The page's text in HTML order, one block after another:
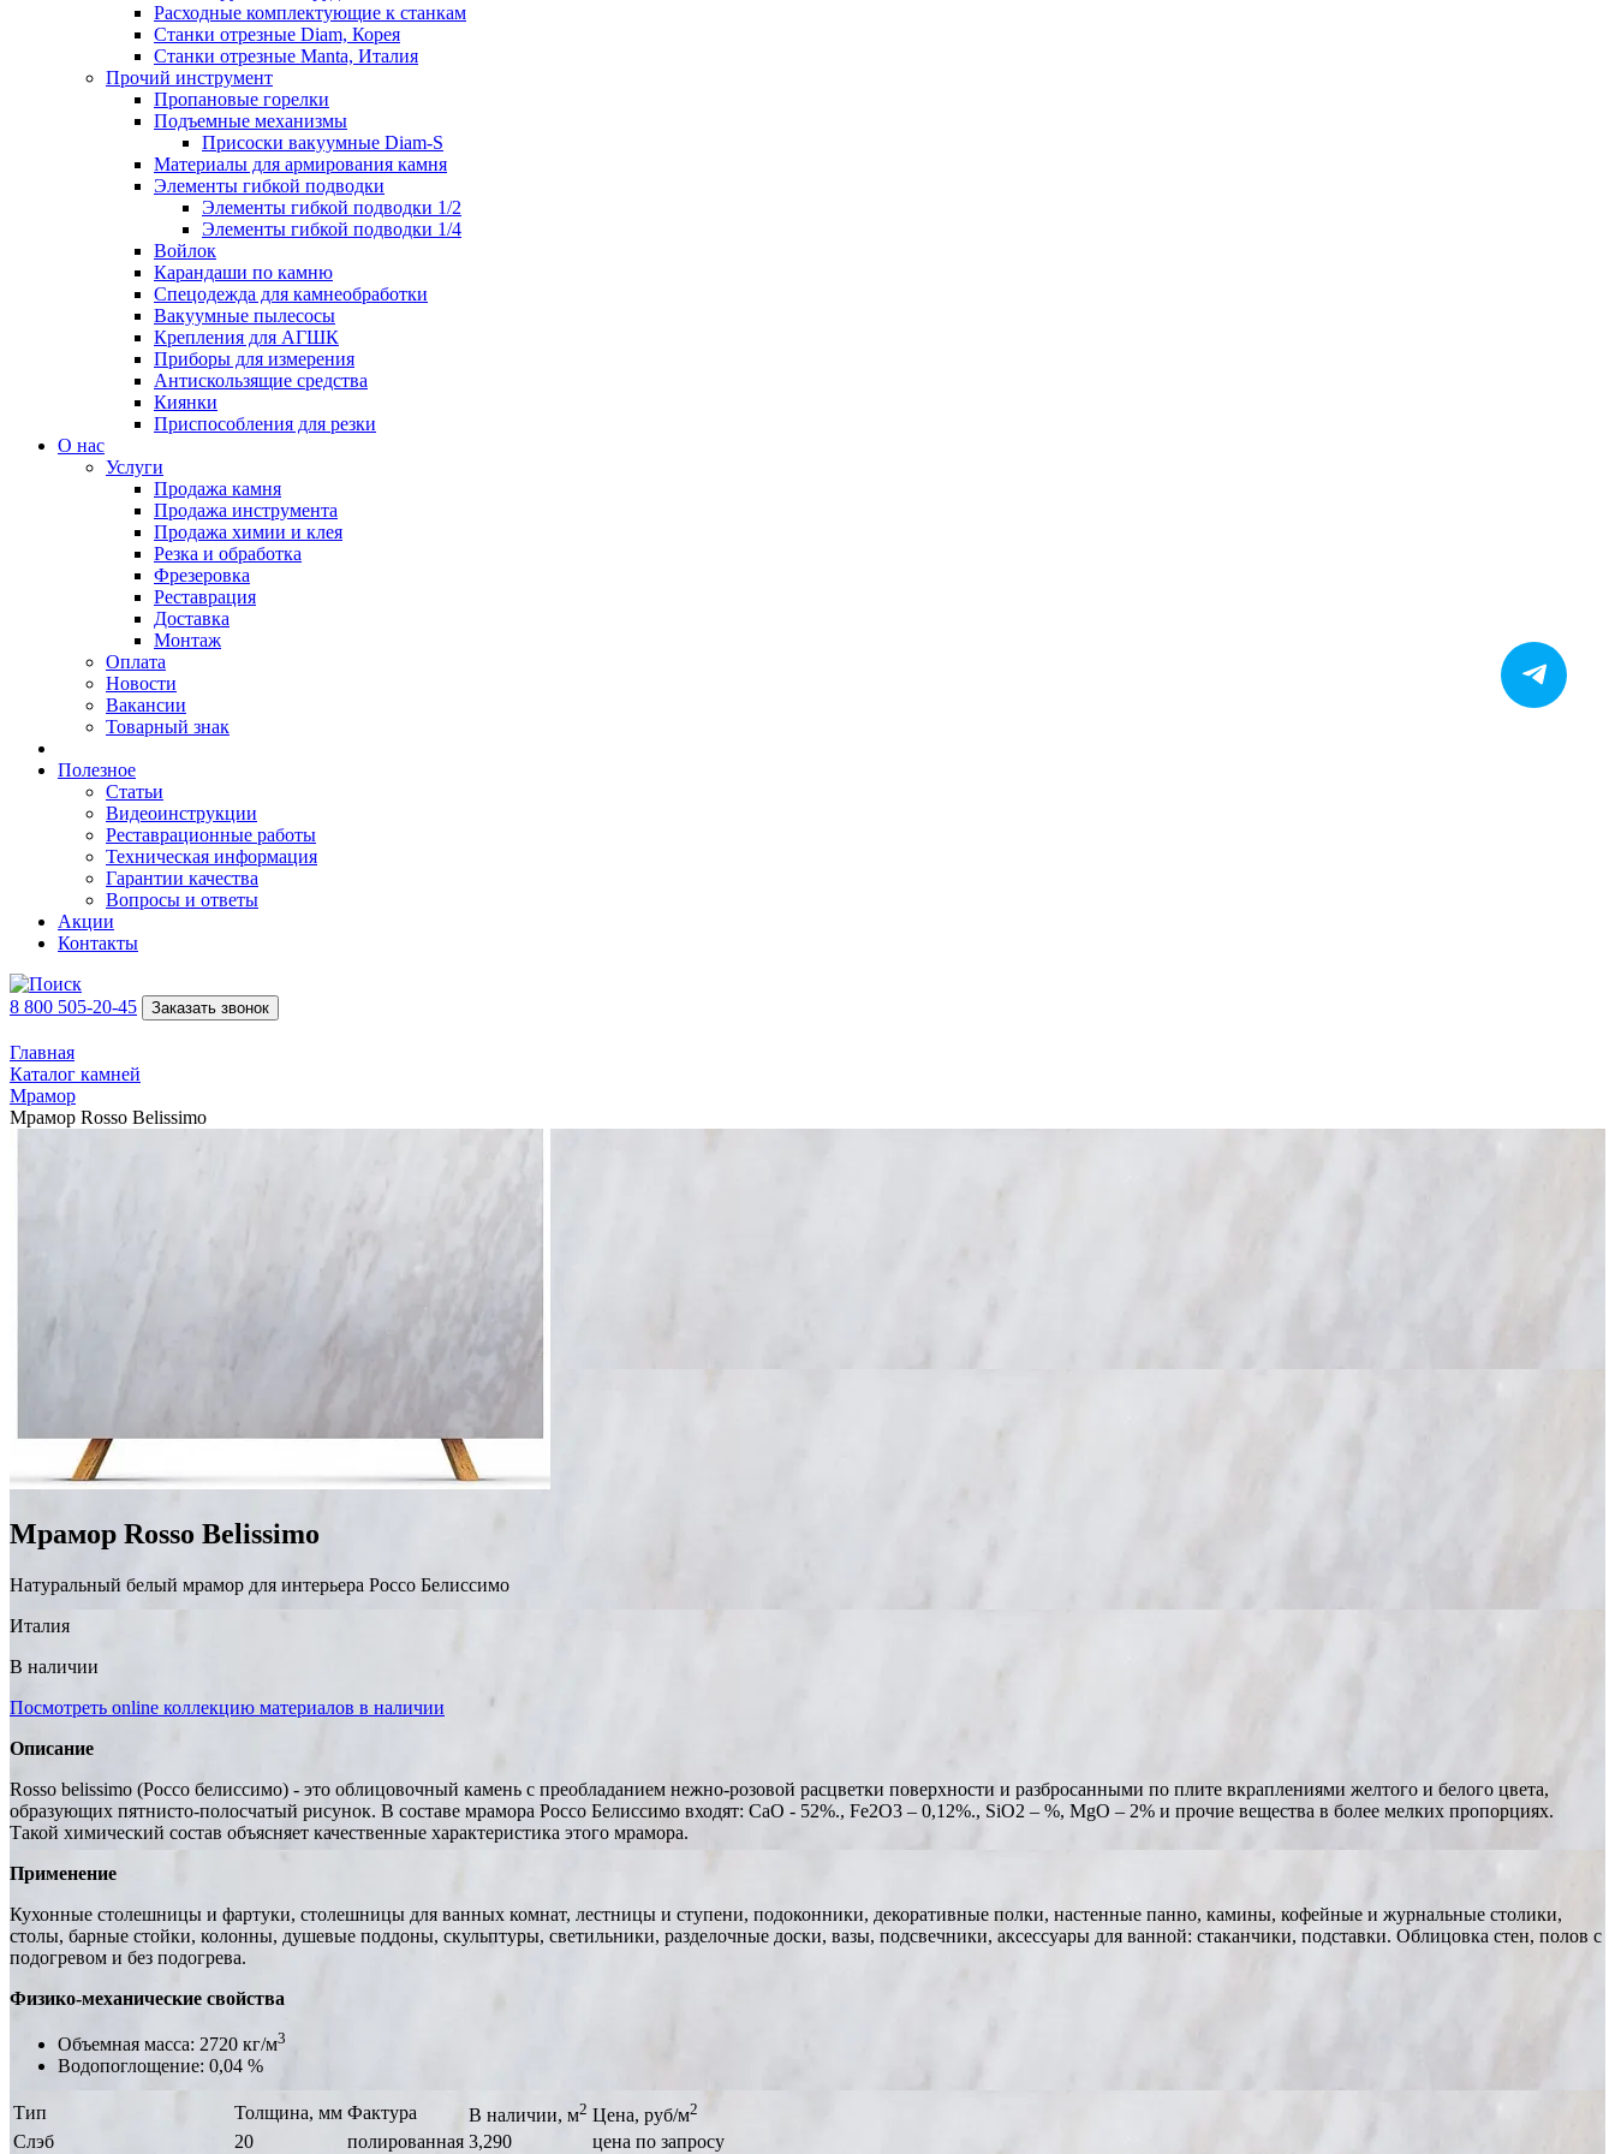
Расходные комплектующие к станкам
Станки отрезные Diam, Корея
Станки отрезные Manta, Италия
Прочий инструмент
Пропановые горелки
Подъeмные механизмы
Присоски вакуумные Diam-S
Материалы для армирования камня
Элементы гибкой подводки
Элементы гибкой подводки 1/2
Элементы гибкой подводки 1/4
Войлок
Карандаши по камню
Спецодежда для камнеобработки
Вакуумные пылесосы
Крепления для АГШК
Приборы для измерения
Антискользящие средства
Киянки
Приспособления для резки
О нас
Услуги
Продажа камня
Продажа инструмента
Продажа химии и клея
Резка и обработка
Фрезеровка
Реставрация
Доставка
Монтаж
Оплата
Новости
Вакансии
Товарный знак
Полезное
Статьи
Видеоинструкции
Реставрационные работы
Техническая информация
Гарантии качества
Вопросы и ответы
Акции
Контакты
8 800 505-20-45 Заказать звонок
Главная
Каталог камней
Мрамор
Мрамор Rosso Belissimo
Мрамор Rosso Belissimo
Натуральный белый мрамор для интерьера Россо Белиссимо
Италия
В наличии
Посмотреть online коллекцию материалов в наличии
Описание
Rosso belissimo (Россо белиссимо) - это облицовочный камень с преобладанием нежно-розовой расцветки поверхности и разбросанными по плите вкраплениями желтого и белого цвета,
образующих пятнисто-полосчатый рисунок. В составе мрамора Россо Белиссимо входят: CaO - 52%., Fe2O3 – 0,12%., SiO2 – %, MgO – 2% и прочие вещества в более мелких пропорциях.
Такой химический состав объясняет качественные характеристика этого мрамора.
Применение
Кухонные столешницы и фартуки, столешницы для ванных комнат, лестницы и ступени, подоконники, декоративные полки, настенные панно, камины, кофейные и журнальные столики,
столы, барные стойки, колонны, душевые поддоны, скульптуры, светильники, разделочные доски, вазы, подсвечники, аксессуары для ванной: стаканчики, подставки. Облицовка стен, полов с
подогревом и без подогрева.
Физико-механические свойства
Объемная масса: 2720 кг/м3
Водопоглощение: 0,04 %
Тип Толщина, мм Фактура В наличии, м2 Цена, руб/м2
Слэб 20 полированная 3,290 цена по запросу